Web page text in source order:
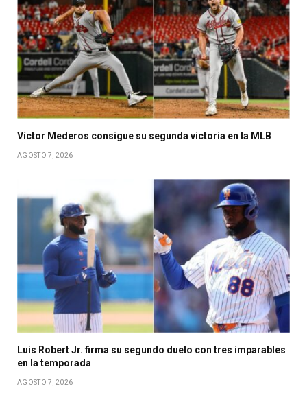
Víctor Mederos consigue su segunda victoria en la MLB
AGOSTO 7, 2026
Luis Robert Jr. firma su segundo duelo con tres imparables
en la temporada
AGOSTO 7, 2026